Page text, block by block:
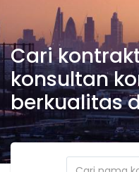
Cari
konsultan
berkualitas